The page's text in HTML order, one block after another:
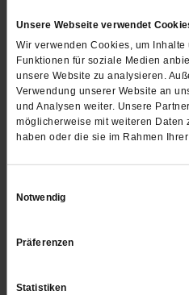
Unsere Webseite verwendet
Wir verwenden Cookies, um
Funktionen für soziale Medien
unsere Website zu analysieren.
Verwendung unserer Website an
und Analysen weiter. Unsere
möglicherweise mit weiteren
haben oder die sie im Rahmen
Notwendig
Präferenzen
Statistiken
Thomas Grote,
geboren 1983,
Universität Tübingen im
Neue Perspektiven für
die Wissenschaft« und
am Internationalen Zentrum für
Kommentare und
Ihre E-Mailadresse:
(wird nicht angezeigt)